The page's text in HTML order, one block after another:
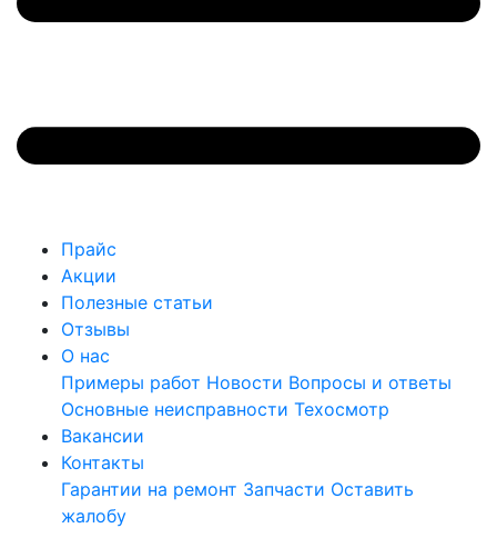
Прайс
Акции
Полезные статьи
Отзывы
О нас
Примеры работ Новости Вопросы и ответы
Основные неисправности Техосмотр
Вакансии
Контакты
Гарантии на ремонт Запчасти Оставить
жалобу